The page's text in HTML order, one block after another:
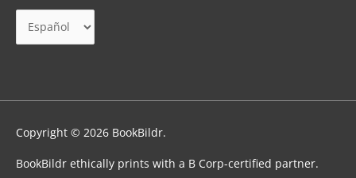
Copyright © 2026 BookBildr.
BookBildr ethically prints with a B Corp-certified partner.